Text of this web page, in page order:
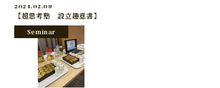
2024.02.09
【超思考塾 設立趣意書】
Seminar